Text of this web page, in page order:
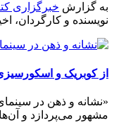
به گزارش خبرگزاری
نویسنده و کارگردان،
از کوبریک و
«نشانه و ذهن در
مشهور می‌پردازد و